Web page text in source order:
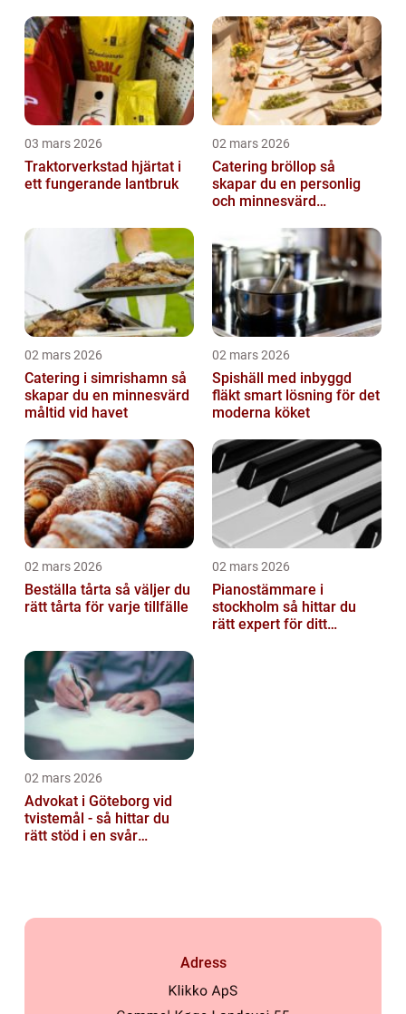
03 mars 2026
Traktorverkstad hjärtat i
ett fungerande lantbruk
02 mars 2026
Catering bröllop så
skapar du en personlig
och minnesvärd
02 mars 2026
Catering i simrishamn så
skapar du en minnesvärd
måltid vid havet
02 mars 2026
Spishäll med inbyggd
fläkt smart lösning för det
moderna köket
02 mars 2026
Beställa tårta så väljer du
rätt tårta för varje tillfälle
02 mars 2026
Pianostämmare i
stockholm så hittar du
rätt expert för ditt
02 mars 2026
Advokat i Göteborg vid
tvistemål - så hittar du
rätt stöd i en svår
Adress